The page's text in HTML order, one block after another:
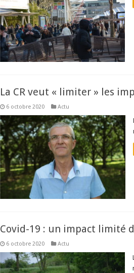
La CR veut « limiter » les
6 octobre 2020 Actu
Covid-19 : un impact limité
6 octobre 2020 Actu